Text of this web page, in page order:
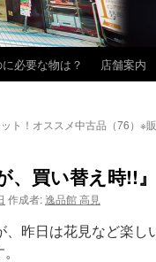
必要な物は？ 店舗案内
ト！オススメ中古品（76）※販
、買い替え時!!』
作成者:逸品館 高見
、昨日は花見など